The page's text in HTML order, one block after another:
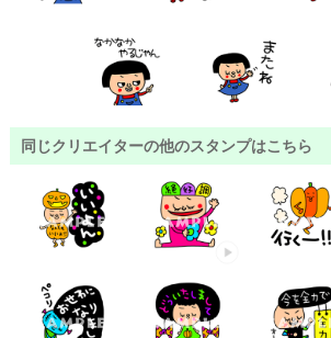
同じクリエイターの他のスタンプはこちら